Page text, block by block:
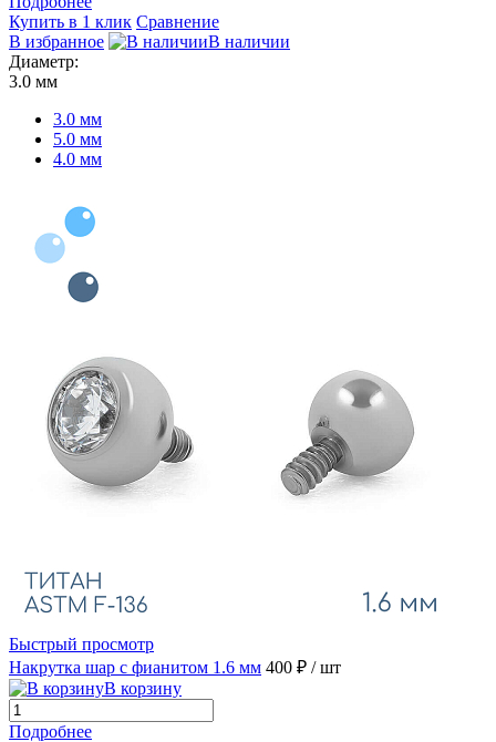
Купить в 1 клик Сравнение
В избранное
В наличии
Диаметр:
3.0 мм
3.0 мм
5.0 мм
4.0 мм
Быстрый просмотр
Накрутка шар с фианитом 1.6 мм 400 ₽ / шт
В корзину
Подробнее